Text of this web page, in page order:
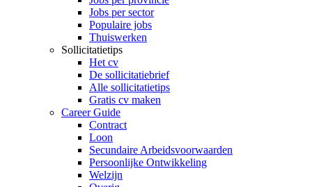
Jobs per sector
Populaire jobs
Thuiswerken
Sollicitatietips
Het cv
De sollicitatiebrief
Alle sollicitatietips
Gratis cv maken
Career Guide
Contract
Loon
Secundaire Arbeidsvoorwaarden
Persoonlijke Ontwikkeling
Welzijn